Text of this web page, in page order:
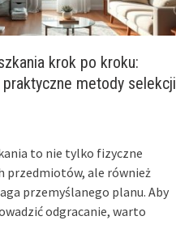
krok po kroku:
metody selekcji
to nie tylko fizyczne
przedmiotów, ale również
przemyślanego planu. Aby
odgracanie, warto